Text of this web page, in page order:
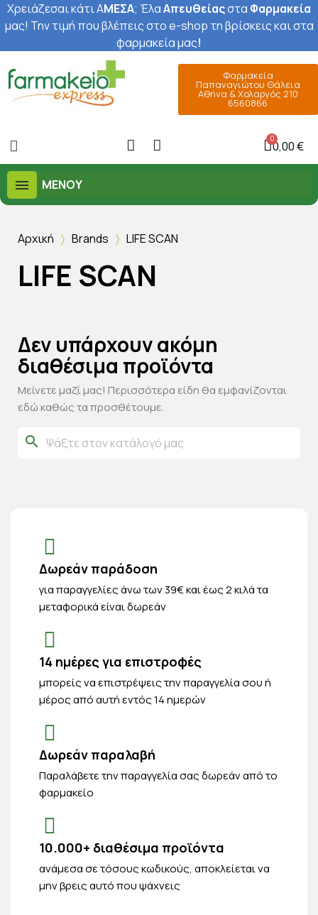
Χρειάζεσαι κάτι ΑΜΕΣΑ; ΈλαΑπευθείαςστα Φαρμακεία
μας! Την τιμή που βλέπεις στο e-shop τη βρίσκεις και στα
φαρμακεία μας!
Φαρμακεία
Παπαναγιώτου Θάλεια
Αθήνα & Χολαργός 210
6560866
0,00 €
ΜΕΝΟΎ
Αρχική Brands LIFE SCAN
LIFE SCAN
Δεν υπάρχουν ακόμη
διαθέσιμα προϊόντα
Μείνετε μαζί μας! Περισσότερα είδη θα εμφανίζονται
εδώ καθώς τα προσθέτουμε.
search
Δωρεάν παράδοση
για παραγγελίες άνω των 39€ και έως 2 κιλά τα
μεταφορικά είναι δωρεάν
14 ημέρες για επιστροφές
μπορείς να επιστρέψεις την παραγγελία σου ή
μέρος από αυτή εντός 14 ημερών
Δωρεάν παραλαβή
Παραλάβετε την παραγγελία σας δωρεάν από το
φαρμακείο
10.000+ διαθέσιμα προϊόντα
ανάμεσα σε τόσους κωδικούς, αποκλείεται να
μην βρεις αυτό που ψάχνεις